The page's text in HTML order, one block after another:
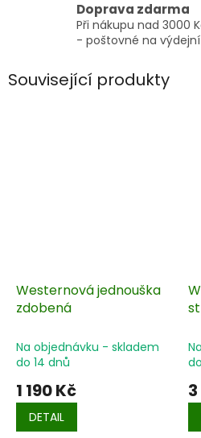
Doprava zdarma
Při nákupu nad 3000
- poštovné na
Související produkty
Westernová jednouška
zdobená
Na objednávku - skladem
do 14 dnů
1 190 Kč
DETAIL